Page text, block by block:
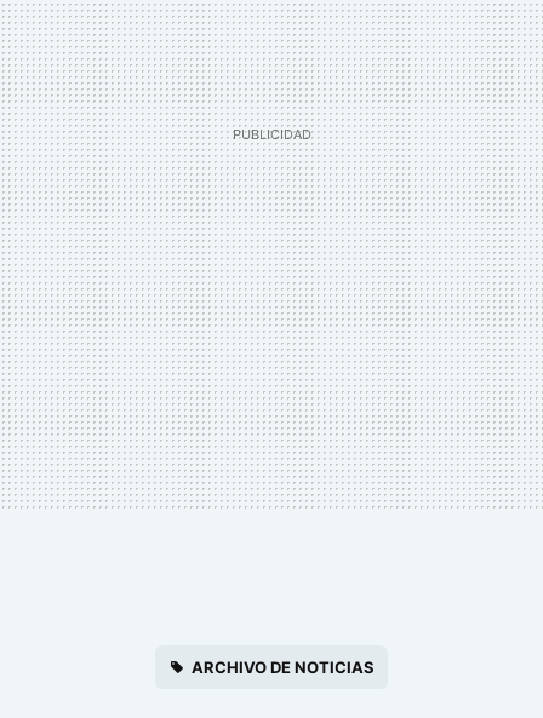
ARCHIVO DE NOTICIAS